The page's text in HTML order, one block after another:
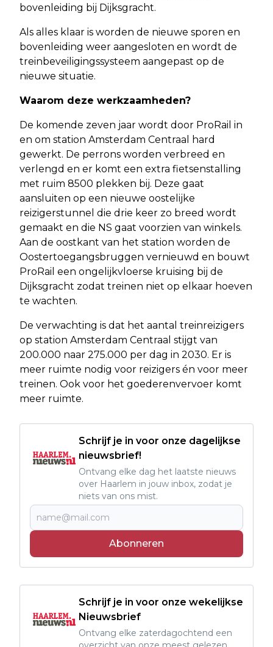
bovenleiding bij Dijksgracht.
Als alles klaar is worden de nieuwe sporen en
bovenleiding weer aangesloten en wordt de
treinbeveiligingssysteem aangepast op de
nieuwe situatie.
Waarom deze werkzaamheden?
De komende zeven jaar wordt door ProRail in
en om station Amsterdam Centraal hard
gewerkt. De perrons worden verbreed en
verlengd en er komt een extra fietsenstalling
met ruim 8500 plekken bij. Deze gaat
aansluiten op een nieuwe oostelijke
reizigerstunnel die drie keer zo breed wordt
gemaakt en die NS gaat voorzien van winkels.
Aan de oostkant van het station worden de
Oostertoegangsbruggen vernieuwd en bouwt
ProRail een ongelijkvloerse kruising bij de
Dijksgracht zodat treinen niet op elkaar hoeven
te wachten.
De verwachting is dat het aantal treinreizigers
op station Amsterdam Centraal stijgt van
200.000 naar 275.000 per dag in 2030. Er is
meer ruimte nodig voor reizigers én voor meer
treinen. Ook voor het goederenvervoer komt
meer ruimte.
Schrijf je in voor onze dagelijkse
nieuwsbrief!
Ontvang elke dag het laatste nieuws
over Haarlem in jouw inbox, zodat je
niets van ons mist.
Abonneren
Schrijf je in voor onze wekelijkse
Nieuwsbrief
Ontvang elke zaterdagochtend een